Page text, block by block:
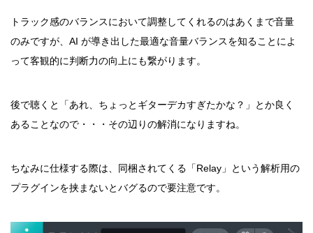
トラック感のバランスにおいて調整してくれるのはあくまで音量
のみですが、AI が導き出した最適な音量バランスを知ることによ
って客観的に判断力の向上にも繋がります。
後で聴くと「あれ、ちょっとギターデカすぎたかな？」とか良く
あることなので・・・その辺りの解消になりますね。
ちなみに仕様する際は、同梱されてくる「Relay」という解析用の
プラグインを挟まないとバグるので要注意です。